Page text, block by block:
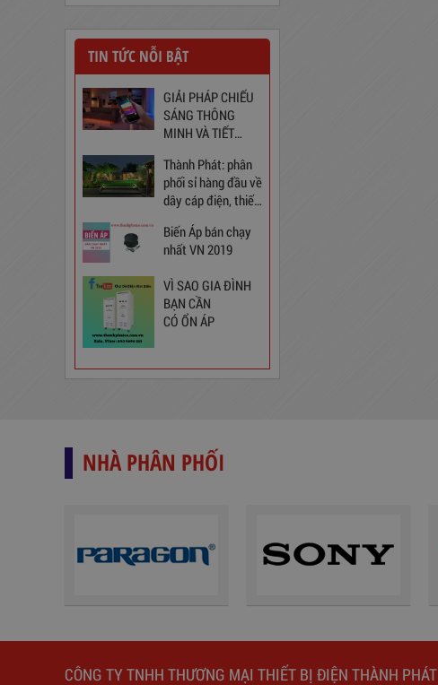
Trạm Sạc Điện Thoại
2D22N5USB
310,000đ
Ổ Cắm Phổ Thông 6S5
189,000đ
TIN TỨC NỖI BẬT
GIẢI PHÁP CHIẾU
SÁNG THÔNG
MINH VÀ TIẾT
NHÀ BẠN
Thành Phát: phân
phối sỉ hàng đầu về
dây cáp điện, thiết
sáng tại Việt Nam
Biến Áp bán chạy
nhất VN 2019
VÌ SAO GIA ĐÌNH
BẠN CẦN
CÓ ỔN ÁP
NHÀ PHÂN PHỐI
CÔNG TY TNHH THƯƠNG MẠI THIẾT BỊ ĐIỆN THÀNH PHÁT